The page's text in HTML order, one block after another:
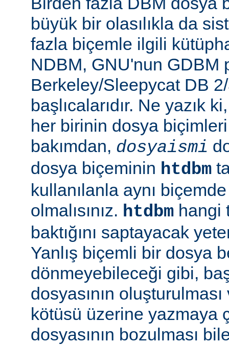
büyük bir olasılıkla da
fazla biçemle ilgili
NDBM, GNU'nun GDBM
Berkeley/Sleepycat DB
başlıcalarıdır. Ne yazık
her birinin dosya biçimleri
bakımdan, dosyaismi
dosya biçeminin htdbm
kullanılanla aynı
olmalısınız. htdbm hangi
baktığını saptayacak
Yanlış biçemli bir dosya
dönmeyebileceği gibi,
dosyasının
kötüsü üzerine yazmaya
dosyasının bozulması